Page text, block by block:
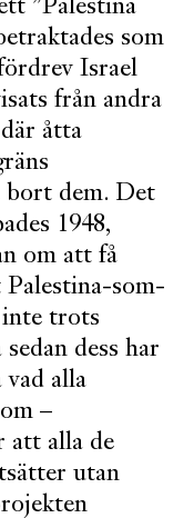
”Palestina
som
Israel
från andra
åtta
bort dem. Det
1948,
om att få
som-
trots
dess har
alla
–
att alla de
utan